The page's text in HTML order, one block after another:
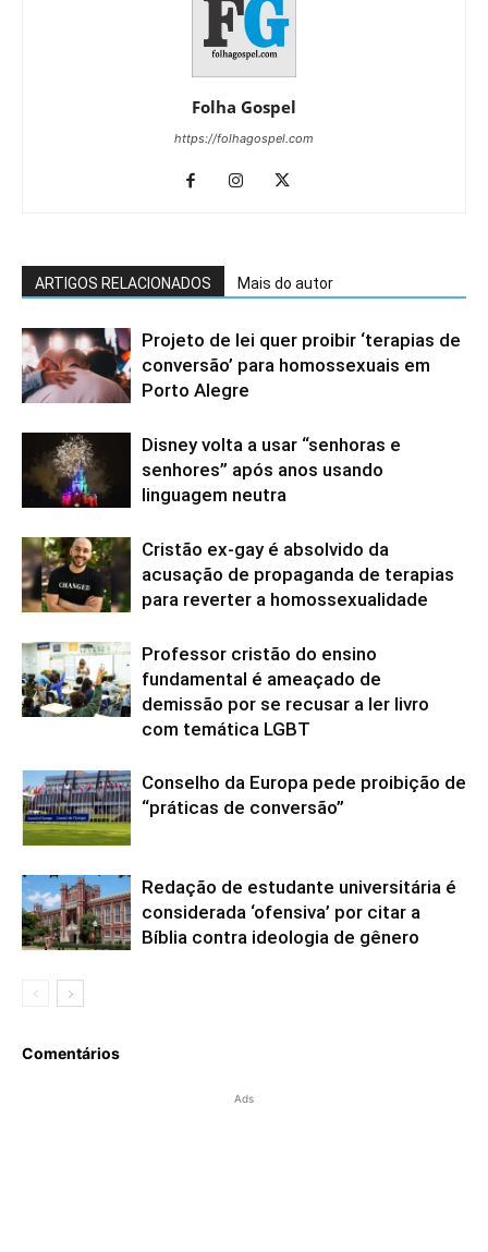
Folha Gospel
https://folhagospel.com
ARTIGOS RELACIONADOS Mais do autor
Projeto de lei quer proibir ‘terapias de
conversão’ para homossexuais em
Porto Alegre
Disney volta a usar “senhoras e
senhores” após anos usando
linguagem neutra
Cristão ex-gay é absolvido da
acusação de propaganda de terapias
para reverter a homossexualidade
Professor cristão do ensino
fundamental é ameaçado de
demissão por se recusar a ler livro
com temática LGBT
Conselho da Europa pede proibição de
“práticas de conversão”
Redação de estudante universitária é
considerada ‘ofensiva’ por citar a
Bíblia contra ideologia de gênero
Comentários
Ads